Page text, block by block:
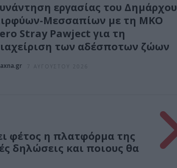
εργασίας του Δημάρχου
Μεσσαπίων με τη ΜΚΟ
Stray Pawject για τη
των αδέσποτων ζώων
7 ΑΥΓΟΎΣΤΟΥ 2026
φέτος η πλατφόρμα της
δηλώσεις και ποιους θα